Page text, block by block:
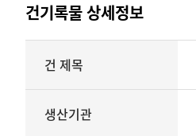
건기록물 상세정보
건 제목
생산기관